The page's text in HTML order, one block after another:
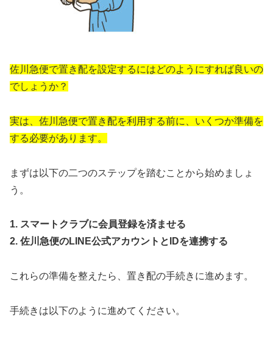
佐川急便で置き配を設定するにはどのようにすれば良いの
でしょうか？
実は、佐川急便で置き配を利用する前に、いくつか準備を
する必要があります。
まずは以下の二つのステップを踏むことから始めましょ
う。
1. スマートクラブに会員登録を済ませる
2. 佐川急便のLINE公式アカウントとIDを連携する
これらの準備を整えたら、置き配の手続きに進めます。
手続きは以下のように進めてください。